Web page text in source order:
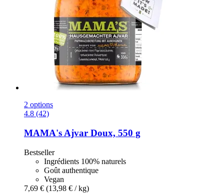
2 options
4.8 (42)
MAMA's Ajvar Doux, 550 g
Bestseller
Ingrédients 100% naturels
Goût authentique
Vegan
7,69 € (13,98 € / kg)